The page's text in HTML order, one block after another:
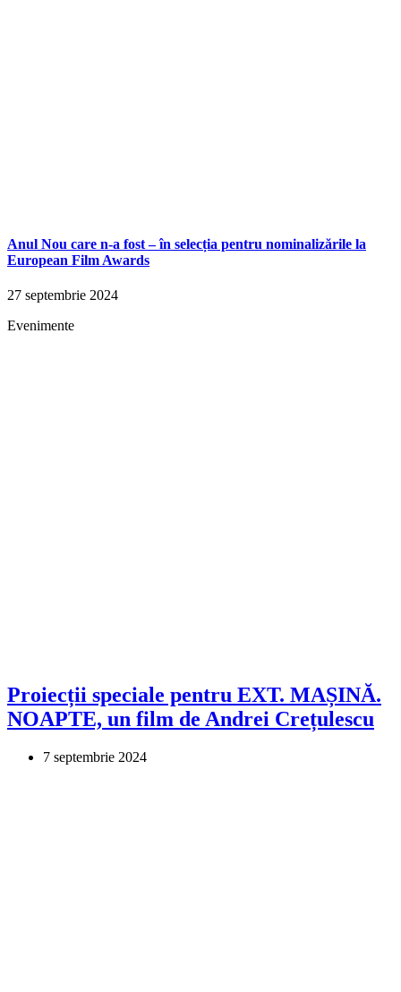
Anul Nou care n-a fost – în selecția pentru nominalizările la
European Film Awards
27 septembrie 2024
Evenimente
Proiecții speciale pentru EXT. MAȘINĂ.
NOAPTE, un film de Andrei Crețulescu
7 septembrie 2024